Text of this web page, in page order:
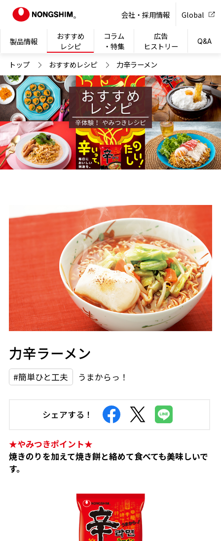
製品情報
おすすめ
レシピ
コラム
・特集
広告
ヒストリー
Q&A
会社・採用情報 Global
トップ おすすめレシピ 力辛ラーメン
力辛ラーメン
#簡単ひと工夫 うまからっ！
シェアする！
★やみつきポイント★
焼きのりを加えて焼き餅と絡めて食べても美味しいで
す。